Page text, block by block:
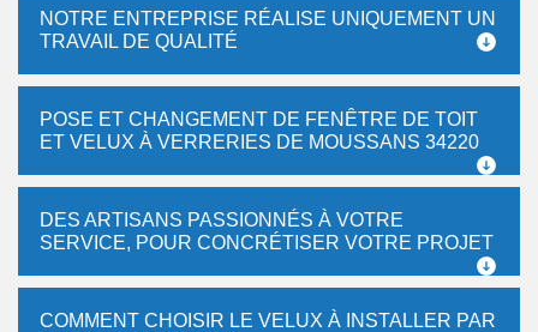
NOTRE ENTREPRISE RÉALISE UNIQUEMENT UN
TRAVAIL DE QUALITÉ
POSE ET CHANGEMENT DE FENÊTRE DE TOIT
ET VELUX À VERRERIES DE MOUSSANS 34220
DES ARTISANS PASSIONNÉS À VOTRE
SERVICE, POUR CONCRÉTISER VOTRE PROJET
COMMENT CHOISIR LE VELUX À INSTALLER PAR